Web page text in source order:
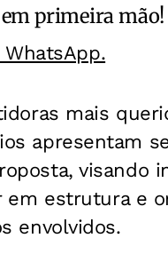
primeira mão!
mais
apresentam
visando
estrutura e
envolvidos.